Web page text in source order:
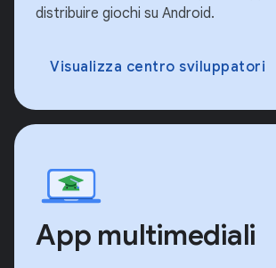
distribuire giochi su Android.
Visualizza centro sviluppatori
App multimediali